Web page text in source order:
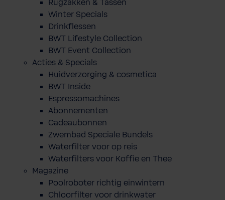
Rugzakken & Tassen
Winter Specials
Drinkflessen
BWT Lifestyle Collection
BWT Event Collection
Acties & Specials
Huidverzorging & cosmetica
BWT Inside
Espressomachines
Abonnementen
Cadeaubonnen
Zwembad Speciale Bundels
Waterfilter voor op reis
Waterfilters voor Koffie en Thee
Magazine
Poolroboter richtig einwintern
Chloorfilter voor drinkwater